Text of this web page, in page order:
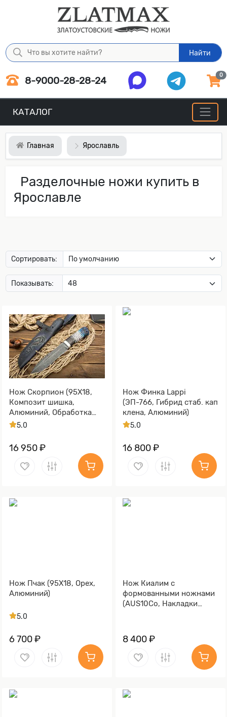
Найти
8-9000-28-28-24 0
КАТАЛОГ
Главная Ярославль
Разделочные ножи купить в
Ярославле
Сортировать:
Показывать:
Нож Скорпион (95Х18,
Композит шишка,
Алюминий, Обработка
клинка Stonewash)
5.0
16 950 ₽
Нож Финка Lappi
(ЭП-766, Гибрид стаб. кап
клена, Алюминий)
5.0
16 800 ₽
Нож Пчак (95Х18, Орех,
Алюминий)
5.0
6 700 ₽
Нож Киалим с
формованными ножнами
(AUS10Co, Накладки
Обработка клинка
Stonewash)
8 400 ₽